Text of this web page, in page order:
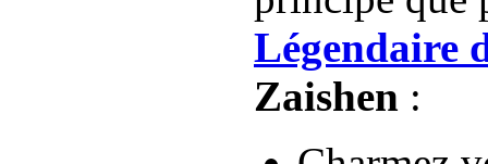
Légendaire
Zaishen :